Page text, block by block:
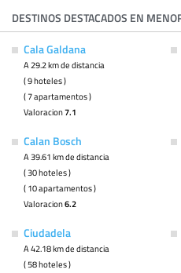
DESTINOS DESTACADOS EN
Cala Galdana
A 29.2 km de distancia
( 9 hoteles )
( 7 apartamentos )
Valoracion7.1
Calan Bosch
A 39.61 km de distancia
( 30 hoteles )
( 10 apartamentos )
Valoracion6.2
Ciudadela
A 42.18 km de distancia
( 58 hoteles )